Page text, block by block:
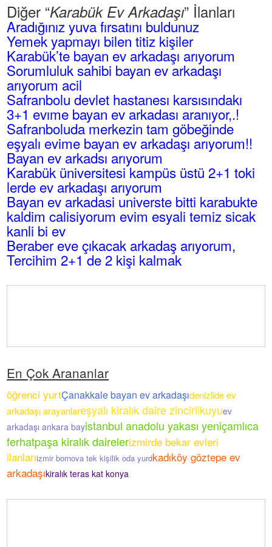
Diğer “Karabük Ev Arkadaşı” İlanları
Aradığınız yuva fırsatını buldunuz
Yemek yapmayı bilen titiz kişiler
Karabük’te bayan ev arkadaşı arıyorum
Sorumluluk sahibi bayan ev arkadaşı
arıyorum acil
Safranbolu devlet hastanesı karsısındakı
3+1 evıme bayan ev arkadası aranıyor,.!
Safranboluda merkezin tam göbeğinde
eşyalı evime bayan ev arkadaşı arıyorum!!
Bayan ev arkadsı arıyorum
Karabük üniversitesi kampüs üstü 2+1 toki
lerde ev arkadaşı arıyorum
Bayan ev arkadasi universte bitti karabukte
kaldim calisiyorum evim esyali temiz sicak
kanli bi ev
Beraber eve çıkacak arkadaş arıyorum,
Tercihim 2+1 de 2 kişi kalmak
En Çok Arananlar
öğrenci yurtÇanakkale bayan ev arkadaşıdenizlide ev
arkadaşı arayanlareşyalı kiralık daire zincirlikuyuev
arkadaşı ankara bayistanbul anadolu yakası yeniçamlıca
ferhatpaşa kiralık dairelerizmirde bekar evleri
ilanlarıizmir bornova tek kişilik oda yurdkadıköy göztepe ev
arkadaşıkiralık teras kat konya